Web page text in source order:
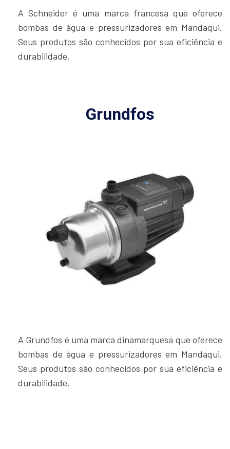
A Schneider é uma marca francesa que oferece
bombas de água e pressurizadores em Mandaqui.
Seus produtos são conhecidos por sua eficiência e
durabilidade.
Grundfos
A Grundfos é uma marca dinamarquesa que oferece
bombas de água e pressurizadores em Mandaqui.
Seus produtos são conhecidos por sua eficiência e
durabilidade.